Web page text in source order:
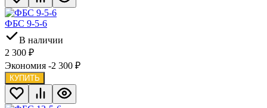
ФБС 9-5-6
В наличии
2 300 ₽
Экономия -2 300 ₽
КУПИТЬ